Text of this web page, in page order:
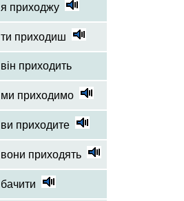
я приходжу
ти приходиш
він приходить
ми приходимо
ви приходите
вони приходять
бачити